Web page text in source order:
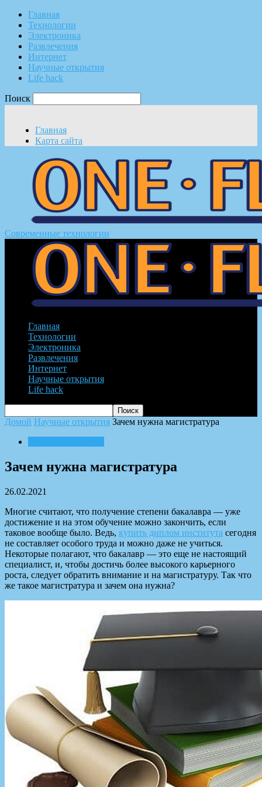
Главная
Технологии
Электроника
Развлечения
Интернет
Научные открытия
Life hack
Поиск
Главная
Карта сайта
Современные технологии
Главная
Технологии
Электроника
Развлечения
Интернет
Научные открытия
Life hack
Домой Научные открытия Зачем нужна магистратура
Зачем нужна магистратура
26.02.2021
Многие считают, что получение степени бакалавра — уже
достижение и на этом обучение можно закончить, если
таковое вообще было. Ведь, купить диплом института сегодня
не составляет особого труда и можно даже не учиться.
Некоторые полагают, что бакалавр — это еще не настоящий
специалист, и, чтобы достичь более высокого карьерного
роста, следует обратить внимание и на магистратуру. Так что
же такое магистратура и зачем она нужна?